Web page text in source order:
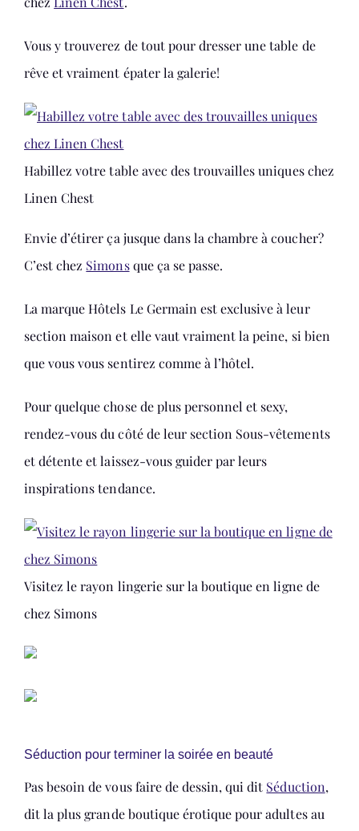
Vous y trouverez de tout pour dresser une table de
rêve et vraiment épater la galerie!
Habillez votre table avec des trouvailles uniques chez
Linen Chest
Envie d’étirer ça jusque dans la chambre à coucher?
C’est chez Simonsque ça se passe.
La marque Hôtels Le Germain est exclusive à leur
section maison et elle vaut vraiment la peine, si bien
que vous vous sentirez comme à l’hôtel.
Pour quelque chose de plus personnel et sexy,
rendez-vous du côté de leur section Sous-vêtements
et détente et laissez-vous guider par leurs
inspirations tendance.
Visitez le rayon lingerie sur la boutique en ligne de
chez Simons
Séduction pour terminer la soirée en beauté
Pas besoin de vous faire de dessin, qui dit Séduction,
dit la plus grande boutique érotique pour adultes au